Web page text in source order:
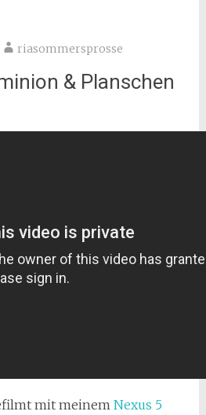
riasommersprosse
& Planschen
mit meinem Nexus 5